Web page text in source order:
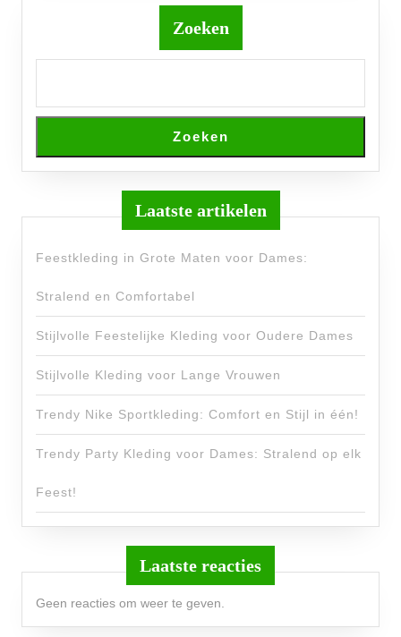
Zoeken
Zoeken
Laatste artikelen
Feestkleding in Grote Maten voor Dames:
Stralend en Comfortabel
Stijlvolle Feestelijke Kleding voor Oudere Dames
Stijlvolle Kleding voor Lange Vrouwen
Trendy Nike Sportkleding: Comfort en Stijl in één!
Trendy Party Kleding voor Dames: Stralend op elk
Feest!
Laatste reacties
Geen reacties om weer te geven.